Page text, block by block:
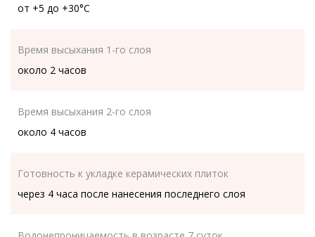
от +5 до +30°C
Время высыхания 1-го слоя
около 2 часов
Время высыхания 2-го слоя
около 4 часов
Готовность к укладке керамических плиток
через 4 часа после нанесения последнего слоя